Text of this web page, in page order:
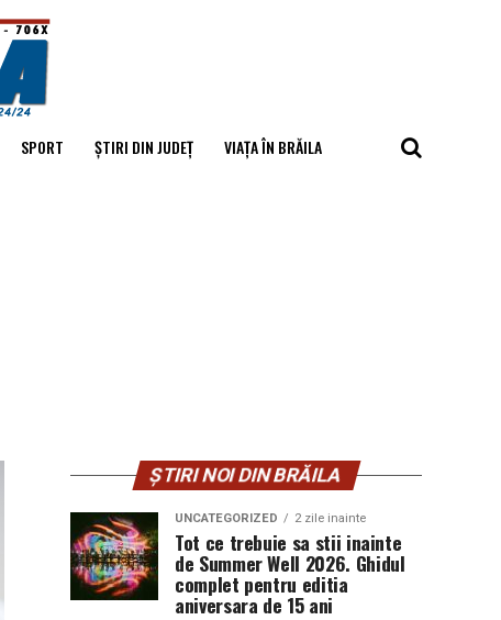
SPORT ȘTIRI DIN JUDEȚ VIAȚA ÎN BRĂILA
ȘTIRI NOI DIN BRĂILA
UNCATEGORIZED 2 zile inainte
Tot ce trebuie sa stii inainte
de Summer Well 2026. Ghidul
complet pentru editia
aniversara de 15 ani